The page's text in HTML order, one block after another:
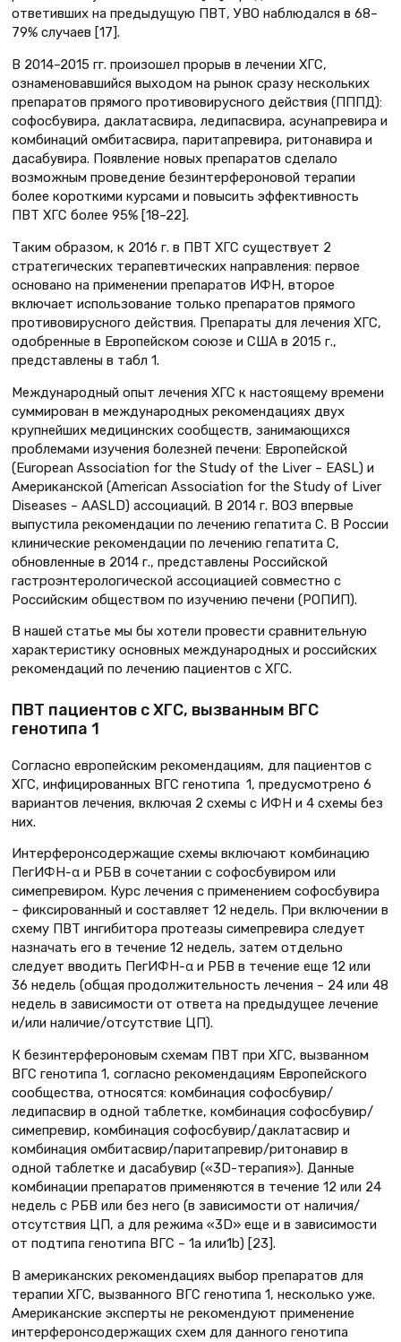
ответивших на предыдущую ПВТ, УВО наблюдался в 68–
79% случаев [17].
В 2014–2015 гг. произошел прорыв в лечении ХГС,
ознаменовавшийся выходом на рынок сразу нескольких
препаратов прямого противовирусного действия (ПППД):
софосбувира, даклатасвира, ледипасвира, асунапревира и
комбинаций омбитасвира, паритапревира, ритонавира и
дасабувира. Появление новых препаратов сделало
возможным проведение безинтерфероновой терапии
более короткими курсами и повысить эффективность
ПВТ ХГС более 95% [18–22].
Таким образом, к 2016 г. в ПВТ ХГС существует 2
стратегических терапевтических направления: первое
основано на применении препаратов ИФН, второе
включает использование только препаратов прямого
противовирусного действия. Препараты для лечения ХГС,
одобренные в Европейском союзе и США в 2015 г.,
представлены в табл 1.
Международный опыт лечения ХГС к настоящему времени
суммирован в международных рекомендациях двух
крупнейших медицинских сообществ, занимающихся
проблемами изучения болезней печени: Европейской
(European Association for the Study of the Liver – EASL) и
Американской (American Association for the Study of Liver
Diseases – AASLD) ассоциаций. В 2014 г. ВОЗ впервые
выпустила рекомендации по лечению гепатита С. В России
клинические рекомендации по лечению гепатита С,
обновленные в 2014 г., представлены Российской
гастроэнтерологической ассоциацией совместно с
Российским обществом по изучению печени (РОПИП).
В нашей статье мы бы хотели провести сравнительную
характеристику основных международных и российских
рекомендаций по лечению пациентов с ХГС.
ПВТ пациентов с ХГС, вызванным ВГС
генотипа 1
Согласно европейским рекомендациям, для пациентов с
ХГС, инфицированных ВГС генотипа 1, предусмотрено 6
вариантов лечения, включая 2 схемы с ИФН и 4 схемы без
них.
Интерферонсодержащие схемы включают комбинацию
ПегИФН-α и РБВ в сочетании с софосбувиром или
симепревиром. Курс лечения с применением софосбувира
– фиксированный и составляет 12 недель. При включении в
схему ПВТ ингибитора протеазы симепревира следует
назначать его в течение 12 недель, затем отдельно
следует вводить ПегИФН-α и РБВ в течение еще 12 или
36 недель (общая продолжительность лечения – 24 или 48
недель в зависимости от ответа на предыдущее лечение
и/или наличие/отсутствие ЦП).
К безинтерфероновым схемам ПВТ при ХГС, вызванном
ВГС генотипа 1, согласно рекомендациям Европейского
сообщества, относятся: комбинация софосбувир/
ледипасвир в одной таблетке, комбинация софосбувир/
симепревир, комбинация софосбувир/даклатасвир и
комбинация омбитасвир/паритапревир/ритонавир в
одной таблетке и дасабувир («3D-терапия»). Данные
комбинации препаратов применяются в течение 12 или 24
недель с РБВ или без него (в зависимости от наличия/
отсутствия ЦП, а для режима «3D» еще и в зависимости
от подтипа генотипа ВГС – 1а или1b) [23].
В американских рекомендациях выбор препаратов для
терапии ХГС, вызванного ВГС генотипа 1, несколько уже.
Американские эксперты не рекомендуют применение
интерферонсодержащих схем для данного генотипа